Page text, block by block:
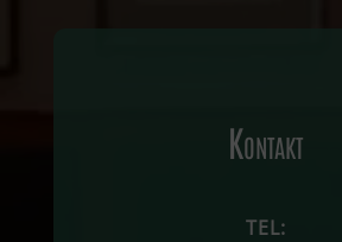
Kontakt
TEL: